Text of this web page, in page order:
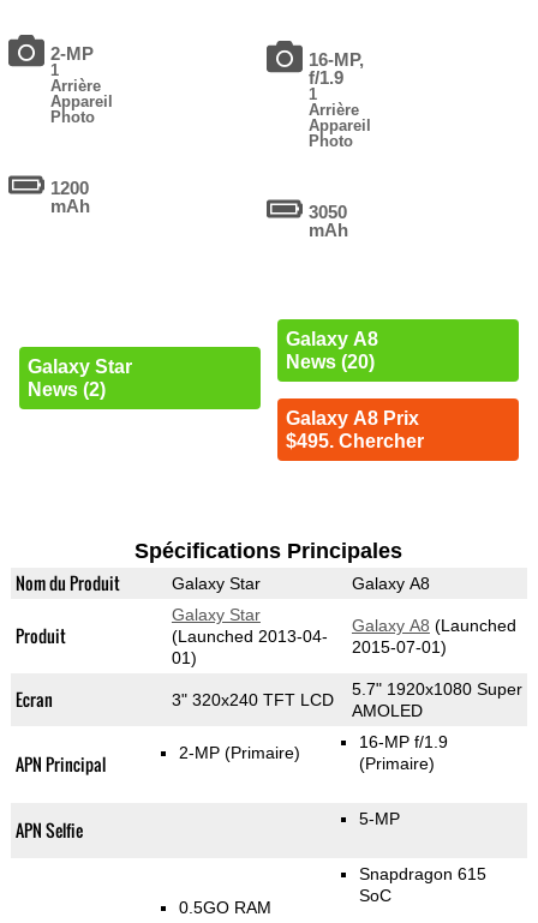
2-MP
1
Arrière
Appareil
Photo
1200
mAh
Galaxy Star
News (2)
16-MP,
f/1.9
1
Arrière
Appareil
Photo
3050
mAh
Galaxy A8
News (20)
Galaxy A8 Prix
$495. Chercher
Spécifications Principales
Nom du Produit Galaxy Star Galaxy A8
Produit
Galaxy Star
(Launched 2013-04-
01)
Galaxy A8 (Launched
2015-07-01)
Ecran 3" 320x240 TFT LCD
5.7" 1920x1080 Super
AMOLED
APN Principal 2-MP (Primaire)
16-MP f/1.9
(Primaire)
APN Selfie 5-MP
0.5GO RAM
Snapdragon 615
SoC